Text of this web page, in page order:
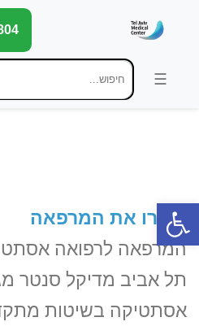
פתח סרגל נגישות
הכירו את המרפאה
המרפאה לרפואה
תל אביב מדיקל סנטר
אסתטיקה בשיטות